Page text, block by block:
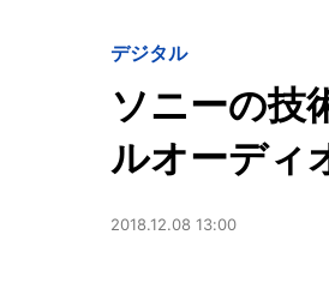
デジタル
ソニーの技
ルオーディ
2018.12.08 13:00